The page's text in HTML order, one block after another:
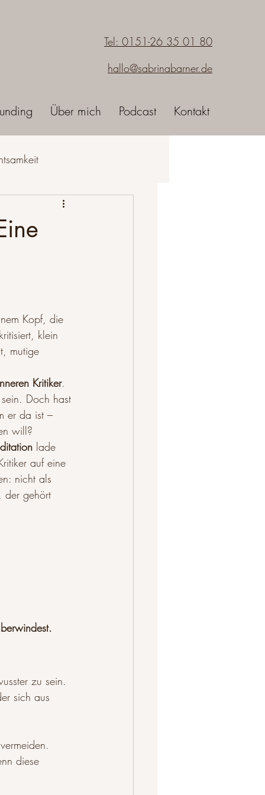
Tel: 0151-26 35 01 80
hallo@sabrinabarner.de
Über mich Podcast Kontakt
Kopf, die
klein
mutige
Kritiker.
Doch hast
er da ist –
will?
lade
auf eine
nicht als
der gehört
zu sein.
sich aus
diese